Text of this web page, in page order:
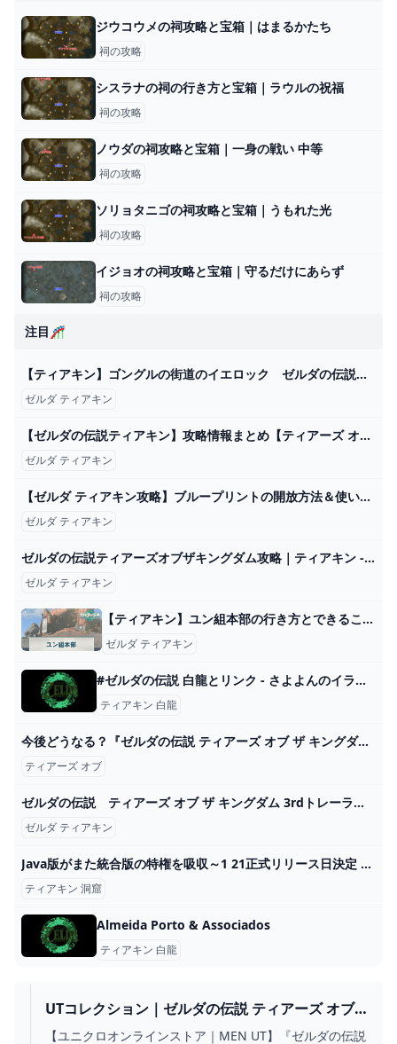
ジウコウメの祠攻略と宝箱｜はまるかたち
祠の攻略
シスラナの祠の行き方と宝箱｜ラウルの祝福
祠の攻略
ノウダの祠攻略と宝箱｜一身の戦い 中等
祠の攻略
ソリョタニゴの祠攻略と宝箱｜うもれた光
祠の攻略
イジョオの祠攻略と宝箱｜守るだけにあらず
祠の攻略
注目🎢
【ティアキン】ゴングルの街道のイエロック ゼルダの伝説ティアーズ オブザキングダム #ゼルダの伝説 #ティアキン #zelda #shorts - YouTube
ゼルダ ティアキン
【ゼルダの伝説ティアキン】攻略情報まとめ【ティアーズ オブ ザ キングダム】 ゲーム・エンタメ最新情報のファミ通.com
ゼルダ ティアキン
【ゼルダ ティアキン攻略】ブループリントの開放方法＆使い方。オススメの組み合わせを紹介【ティアーズ オブ ザ キングダム】 ゲーム・エンタメ最新情報のファミ通.com
ゼルダ ティアキン
ゼルダの伝説ティアーズオブザキングダム攻略｜ティアキン - アルテマ
ゼルダ ティアキン
【ティアキン】ユン組本部の行き方とできること【ゼルダの伝説ティアーズオブザキングダム】 - 神ゲー攻略
ゼルダ ティアキン
#ゼルダの伝説 白龍とリンク - さよよんのイラスト - pixiv
ティアキン 白龍
今後どうなる？『ゼルダの伝説 ティアーズ オブ ザ キングダム』の発売を機にSwitchのこれからを考える：#348 しゃべりすぎGAMER - YouTube
ティアーズ オブ
ゼルダの伝説 ティアーズ オブ ザ キングダム 3rdトレーラー - YouTube
ゼルダ ティアキン
Java版がまた統合版の特権を吸収～1 21正式リリース日決定 マインクラフトマンスリー(嘘字幕付き)+Snapshot 24W21A - YouTube
ティアキン 洞窟
Almeida Porto & Associados
ティアキン 白龍
UTコレクション｜ゼルダの伝説 ティアーズ オブ
ザ キングダム｜MEN（メンズ）
【ユニクロオンラインストア｜MEN UT】『ゼルダの伝説